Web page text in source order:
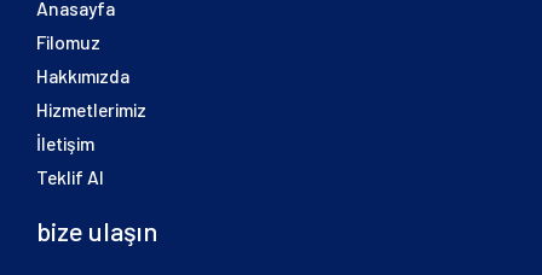
Anasayfa
Filomuz
Hakkımızda
Hizmetlerimiz
İletişim
Teklif Al
bize ulaşın